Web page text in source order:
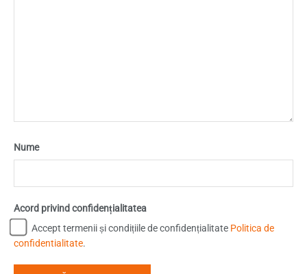
Nume
Acord privind confidențialitatea
Accept termenii și condițiile de confidențialitate Politica de
confidentialitate.